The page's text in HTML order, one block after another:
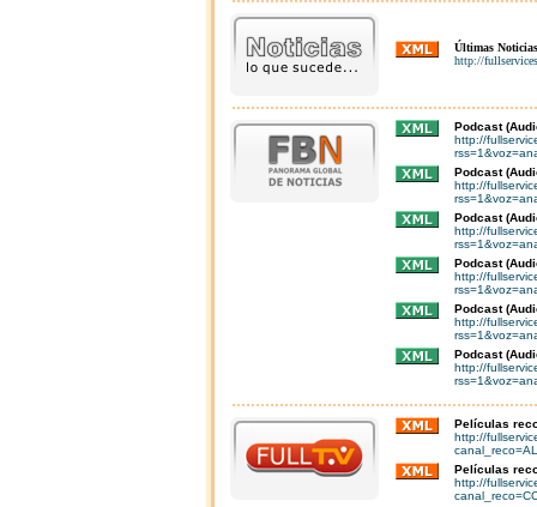
Últimas
http://
Podcast
http://
Podcast
http://
Podcast
http://
Podcast
http://
Podcast
http://
Podcast
http://
Películas
http://
Películas
http://